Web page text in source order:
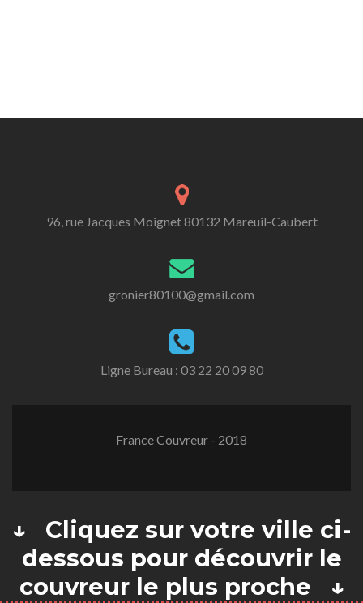
96, rue Jacques Moignet 80132 Mareuil-Caubert
gronier80100@gmail.com
Ligne Bureau : 03 22 20 09 80
France Couvreur - 2018
↓ Cliquez sur votre ville ci-
dessous pour découvrir le
couvreur le plus proche ↓